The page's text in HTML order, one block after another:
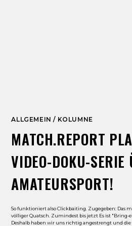
ALLGEMEIN / KOLUMNE
MATCH.REPORT
VIDEO-DOKU-SERIE
AMATEURSPORT!
So funktioniert also Clickbaiting. Zugegeben: Das
völliger Quatsch. Zumindest bis jetzt Es ist "Bring-
Deshalb haben wir uns richtig angestrengt und